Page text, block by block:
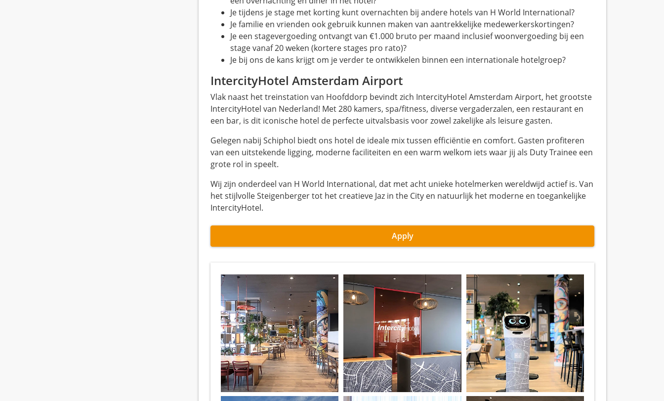
Je tijdens je stage met korting kunt overnachten bij andere hotels van H World International?
Je familie en vrienden ook gebruik kunnen maken van aantrekkelijke medewerkerskortingen?
Je een stagevergoeding ontvangt van €1.000 bruto per maand inclusief woonvergoeding bij een
stage vanaf 20 weken (kortere stages pro rato)?
Je bij ons de kans krijgt om je verder te ontwikkelen binnen een internationale hotelgroep?
IntercityHotel Amsterdam Airport
Vlak naast het treinstation van Hoofddorp bevindt zich IntercityHotel Amsterdam Airport, het grootste
IntercityHotel van Nederland! Met 280 kamers, spa/fitness, diverse vergaderzalen, een restaurant en
een bar, is dit iconische hotel de perfecte uitvalsbasis voor zowel zakelijke als leisure gasten.
Gelegen nabij Schiphol biedt ons hotel de ideale mix tussen efficiëntie en comfort. Gasten profiteren
van een uitstekende ligging, moderne faciliteiten en een warm welkom iets waar jij als Duty Trainee een
grote rol in speelt.
Wij zijn onderdeel van H World International, dat met acht unieke hotelmerken wereldwijd actief is. Van
het stijlvolle Steigenberger tot het creatieve Jaz in the City en natuurlijk het moderne en toegankelijke
IntercityHotel.
Apply